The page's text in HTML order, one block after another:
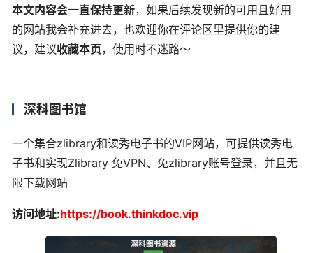
本文内容会一直保持更新，如果后续发现新的可用且好用
的网站我会补充进去，也欢迎你在评论区里提供你的建
议，建议收藏本页，使用时不迷路～
深科图书馆
一个集合zlibrary和读秀电子书的VIP网站，可提供读秀电
子书和实现Zlibrary 免VPN、免zlibrary账号登录，并且无
限下载网站
访问地址:https://book.thinkdoc.vip